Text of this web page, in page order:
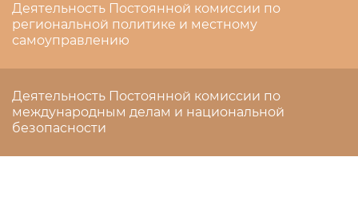
Деятельность Постоянной комиссии по
региональной политике и местному
самоуправлению
Деятельность Постоянной комиссии по
международным делам и национальной
безопасности